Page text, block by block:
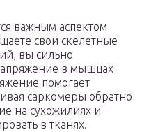
важным аспектом
свои скелетные
вы сильно
в мышцах
помогает
саркомеры обратно
на сухожилиях и
в тканях.